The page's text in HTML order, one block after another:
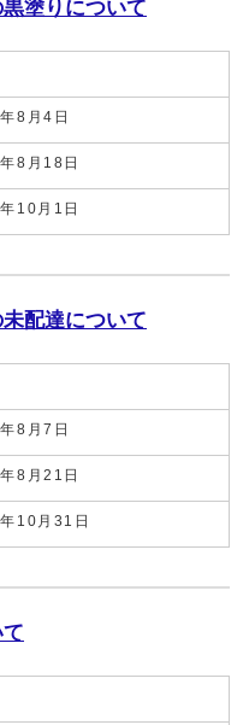
塗りについて
8月4日
8月18日
10月1日
配達について
8月7日
8月21日
10月31日